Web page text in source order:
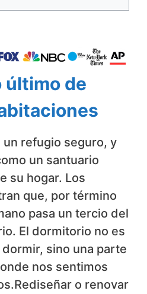
último de
un refugio seguro, y
un santuario
su hogar. Los
que, por término
pasa un tercio del
El dormitorio no es
sino una parte
nos sentimos
o renovar